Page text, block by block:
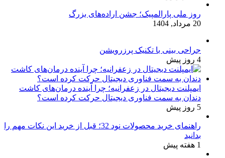
روز ملی پارالمپیک؛ جشن اراده‌های بزرگ
20 مرداد, 1404
جراحی بینی با تکنیک پرزرویشن
4 روز پیش
ایمپلنت دیجیتال در زعفرانیه؛ چرا آینده درمان‌های کاشت
دندان به سمت فناوری دیجیتال حرکت کرده است؟
5 روز پیش
راهنمای خرید محصولات نود 32؛ قبل از خرید این نکات مهم را
بدانید
1 هفته پیش